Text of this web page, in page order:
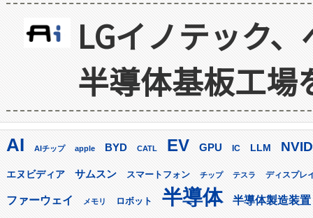
LGイノテック
半導体基板工場
AI AIチップ apple BYD CATL EV GPU IC LLM
エヌビディア サムスン スマートフォン チップ テスラ ディスプレ
ファーウェイ メモリ ロボット 半導体 半導体製造装置